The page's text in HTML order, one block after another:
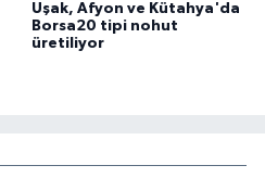
Uşak, Afyon ve Kütahya'da
Borsa20 tipi nohut
üretiliyor